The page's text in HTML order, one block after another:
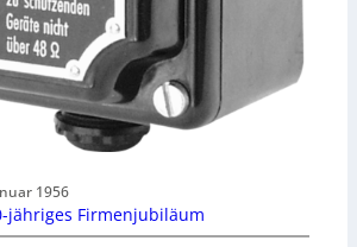
1956
jähriges Firmenjubiläum